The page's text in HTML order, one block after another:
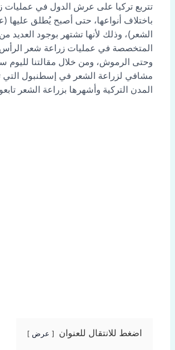
تتربع تركيا على عرش الدول في عمليات
باختلاف أنواعها، حتى أصبح يُطلق عليها
الشعر)، وذلك لأنها تشتهر بوجود العديد من
المتخصصة في عمليات زراعة شعر الرأس
مشافي لزراعة الشعر في إسطنبول التي
المدن التركية وأشهرها بزراعة الشعر
اضغط للانتقال للعنوان عرض